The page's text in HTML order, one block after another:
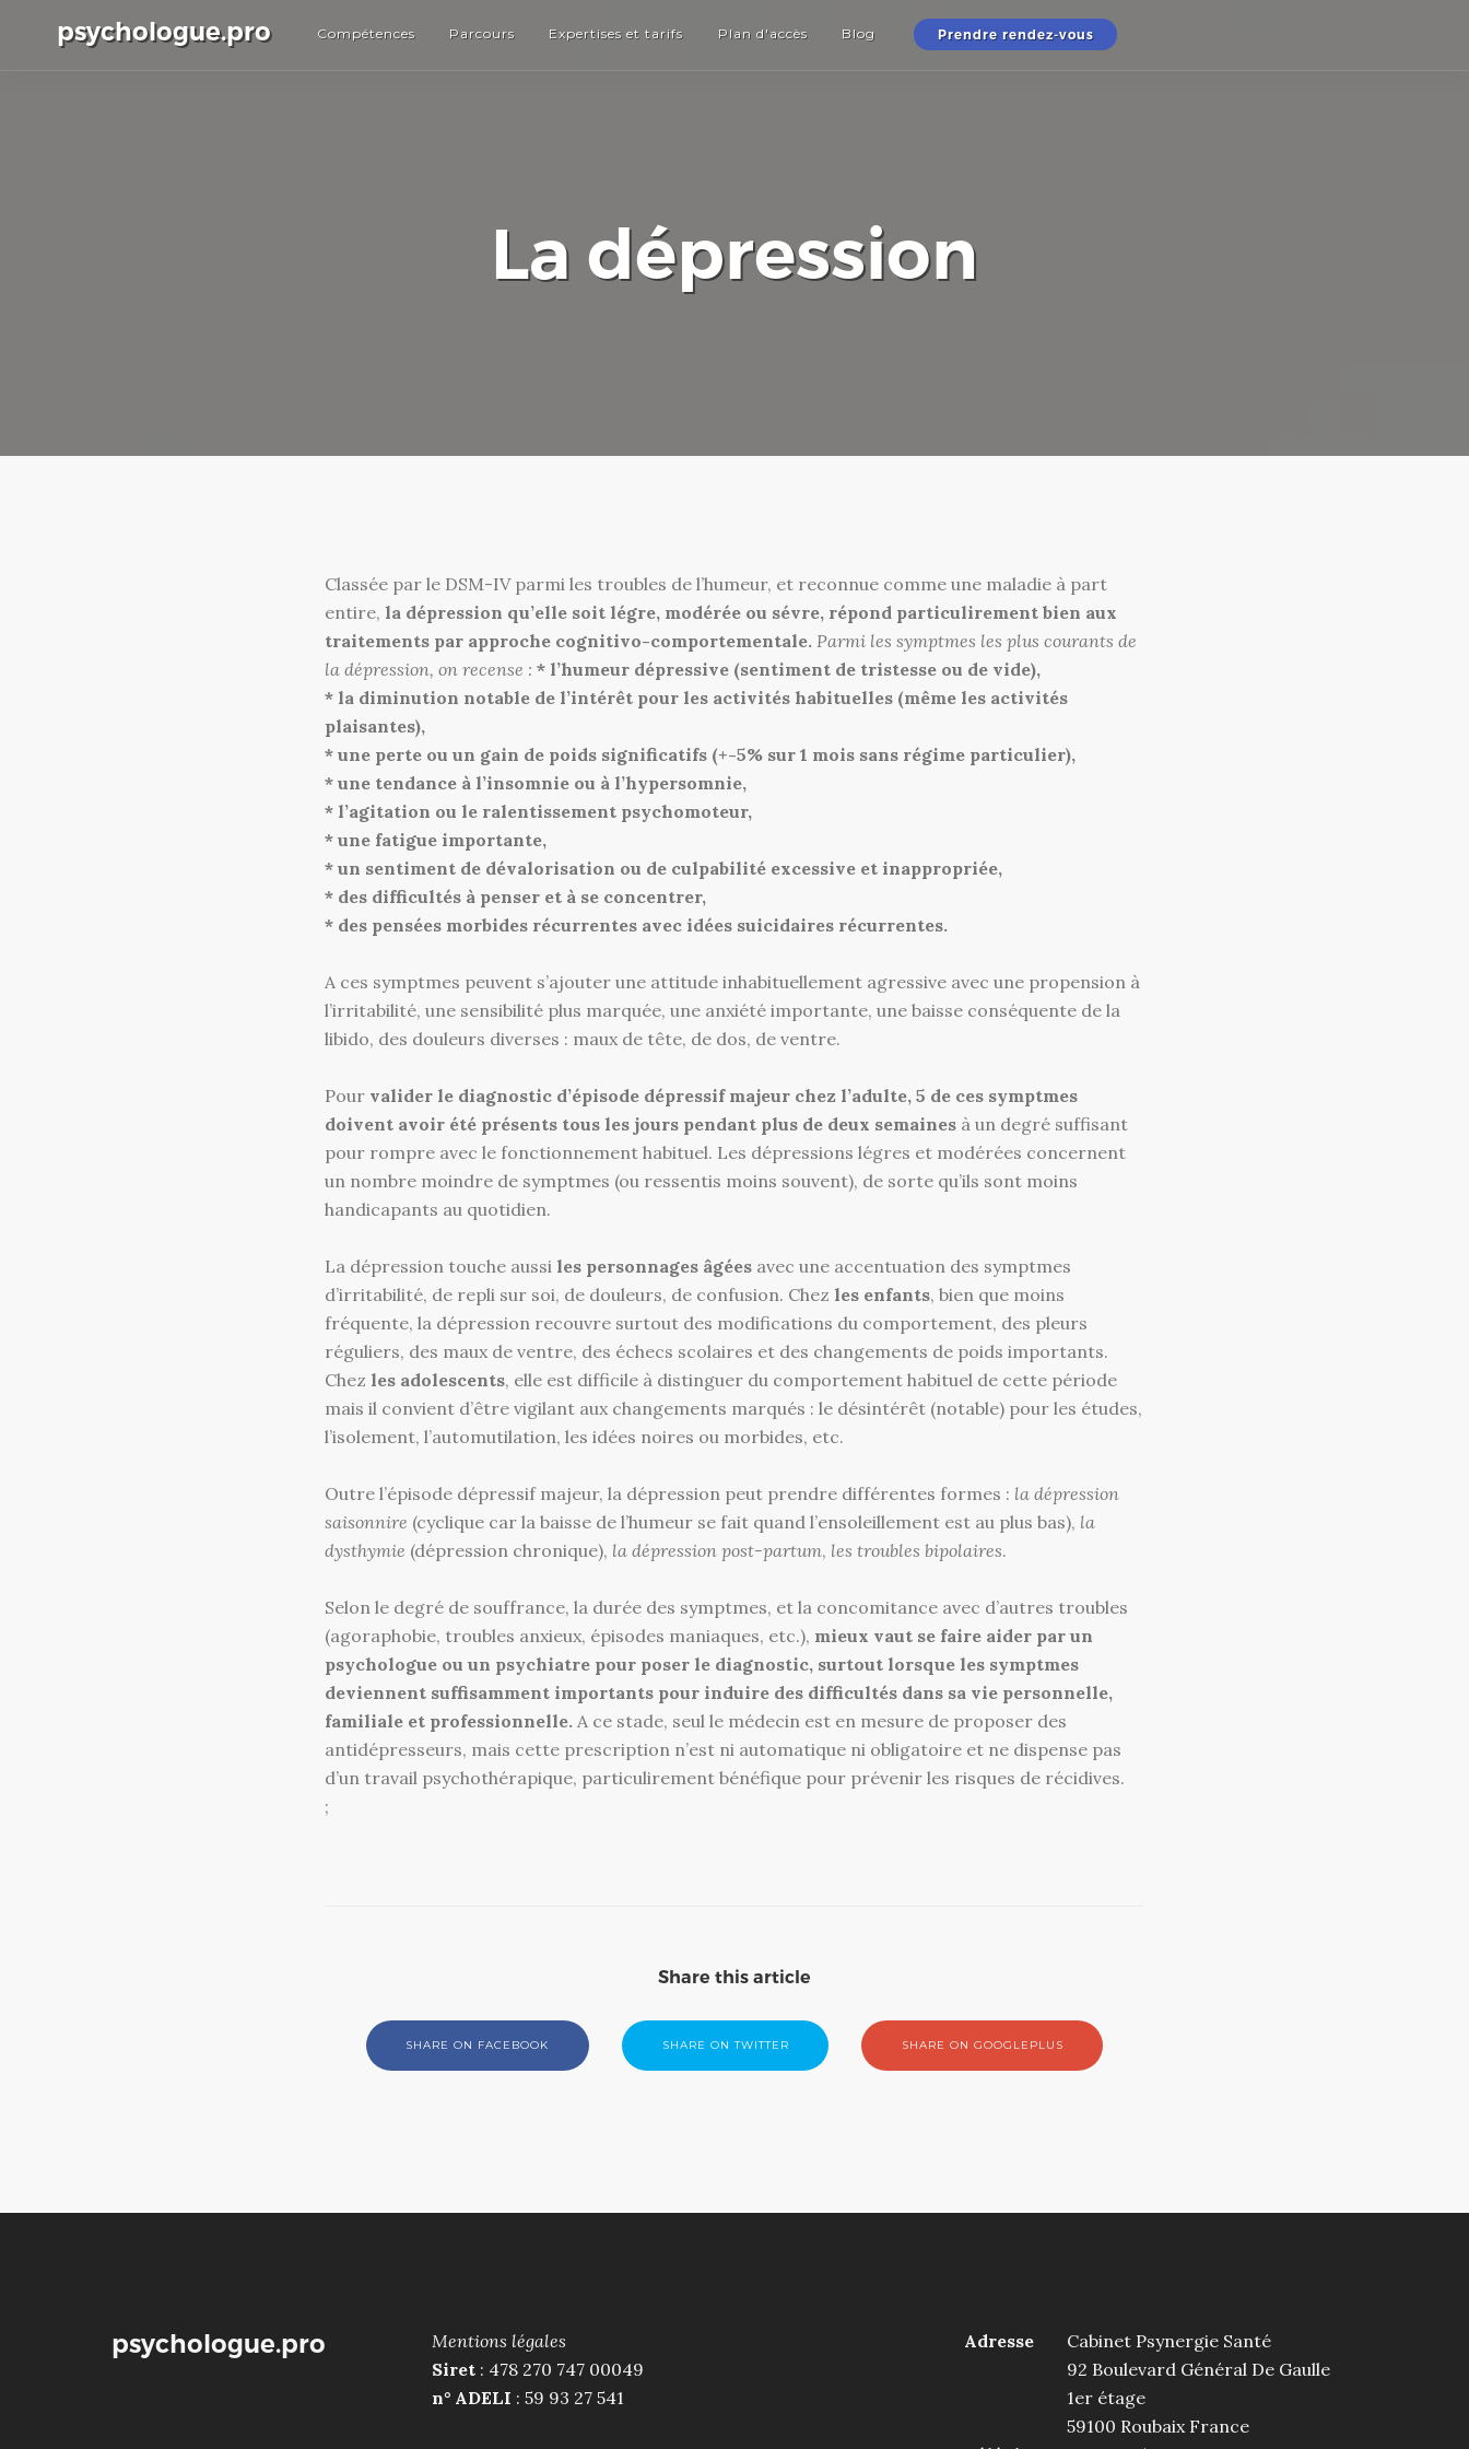
psychologue.pro Compétences Parcours Expertises et tarifs Plan d'accès Blog Prendre rendez-vous
La dépression
Classée par le DSM-IV parmi les troubles de l’humeur, et reconnue comme une maladie à part
entire, la dépression qu’elle soit légre, modérée ou sévre, répond particulirement bien aux
traitements par approche cognitivo-comportementale. Parmi les symptmes les plus courants de
la dépression, on recense : * l’humeur dépressive (sentiment de tristesse ou de vide),
* la diminution notable de l’intérêt pour les activités habituelles (même les activités
plaisantes),
* une perte ou un gain de poids significatifs (+-5% sur 1 mois sans régime particulier),
* une tendance à l’insomnie ou à l’hypersomnie,
* l’agitation ou le ralentissement psychomoteur,
* une fatigue importante,
* un sentiment de dévalorisation ou de culpabilité excessive et inappropriée,
* des difficultés à penser et à se concentrer,
* des pensées morbides récurrentes avec idées suicidaires récurrentes.
A ces symptmes peuvent s’ajouter une attitude inhabituellement agressive avec une propension à
l’irritabilité, une sensibilité plus marquée, une anxiété importante, une baisse conséquente de la
libido, des douleurs diverses : maux de tête, de dos, de ventre.
Pour valider le diagnostic d’épisode dépressif majeur chez l’adulte, 5 de ces symptmes
doivent avoir été présents tous les jours pendant plus de deux semaines à un degré suffisant
pour rompre avec le fonctionnement habituel. Les dépressions légres et modérées concernent
un nombre moindre de symptmes (ou ressentis moins souvent), de sorte qu’ils sont moins
handicapants au quotidien.
La dépression touche aussi les personnages âgées avec une accentuation des symptmes
d’irritabilité, de repli sur soi, de douleurs, de confusion. Chez les enfants, bien que moins
fréquente, la dépression recouvre surtout des modifications du comportement, des pleurs
réguliers, des maux de ventre, des échecs scolaires et des changements de poids importants.
Chez les adolescents, elle est difficile à distinguer du comportement habituel de cette période
mais il convient d’être vigilant aux changements marqués : le désintérêt (notable) pour les études,
l’isolement, l’automutilation, les idées noires ou morbides, etc.
Outre l’épisode dépressif majeur, la dépression peut prendre différentes formes : la dépression
saisonnire (cyclique car la baisse de l’humeur se fait quand l’ensoleillement est au plus bas), la
dysthymie (dépression chronique), la dépression post-partum, les troubles bipolaires.
Selon le degré de souffrance, la durée des symptmes, et la concomitance avec d’autres troubles
(agoraphobie, troubles anxieux, épisodes maniaques, etc.), mieux vaut se faire aider par un
psychologue ou un psychiatre pour poser le diagnostic, surtout lorsque les symptmes
deviennent suffisamment importants pour induire des difficultés dans sa vie personnelle,
familiale et professionnelle. A ce stade, seul le médecin est en mesure de proposer des
antidépresseurs, mais cette prescription n’est ni automatique ni obligatoire et ne dispense pas
d’un travail psychothérapique, particulirement bénéfique pour prévenir les risques de récidives.
;
Share this article
SHARE ON FACEBOOK SHARE ON TWITTER SHARE ON GOOGLEPLUS
psychologue.pro
Mentions légales
Siret: 478 270 747 00049
n° ADELI : 59 93 27 541
Adresse
Cabinet Psynergie Santé
92 Boulevard Général De Gaulle
1er étage
59100 Roubaix France